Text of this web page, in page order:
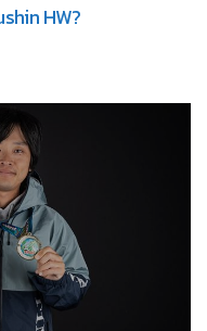
HW?